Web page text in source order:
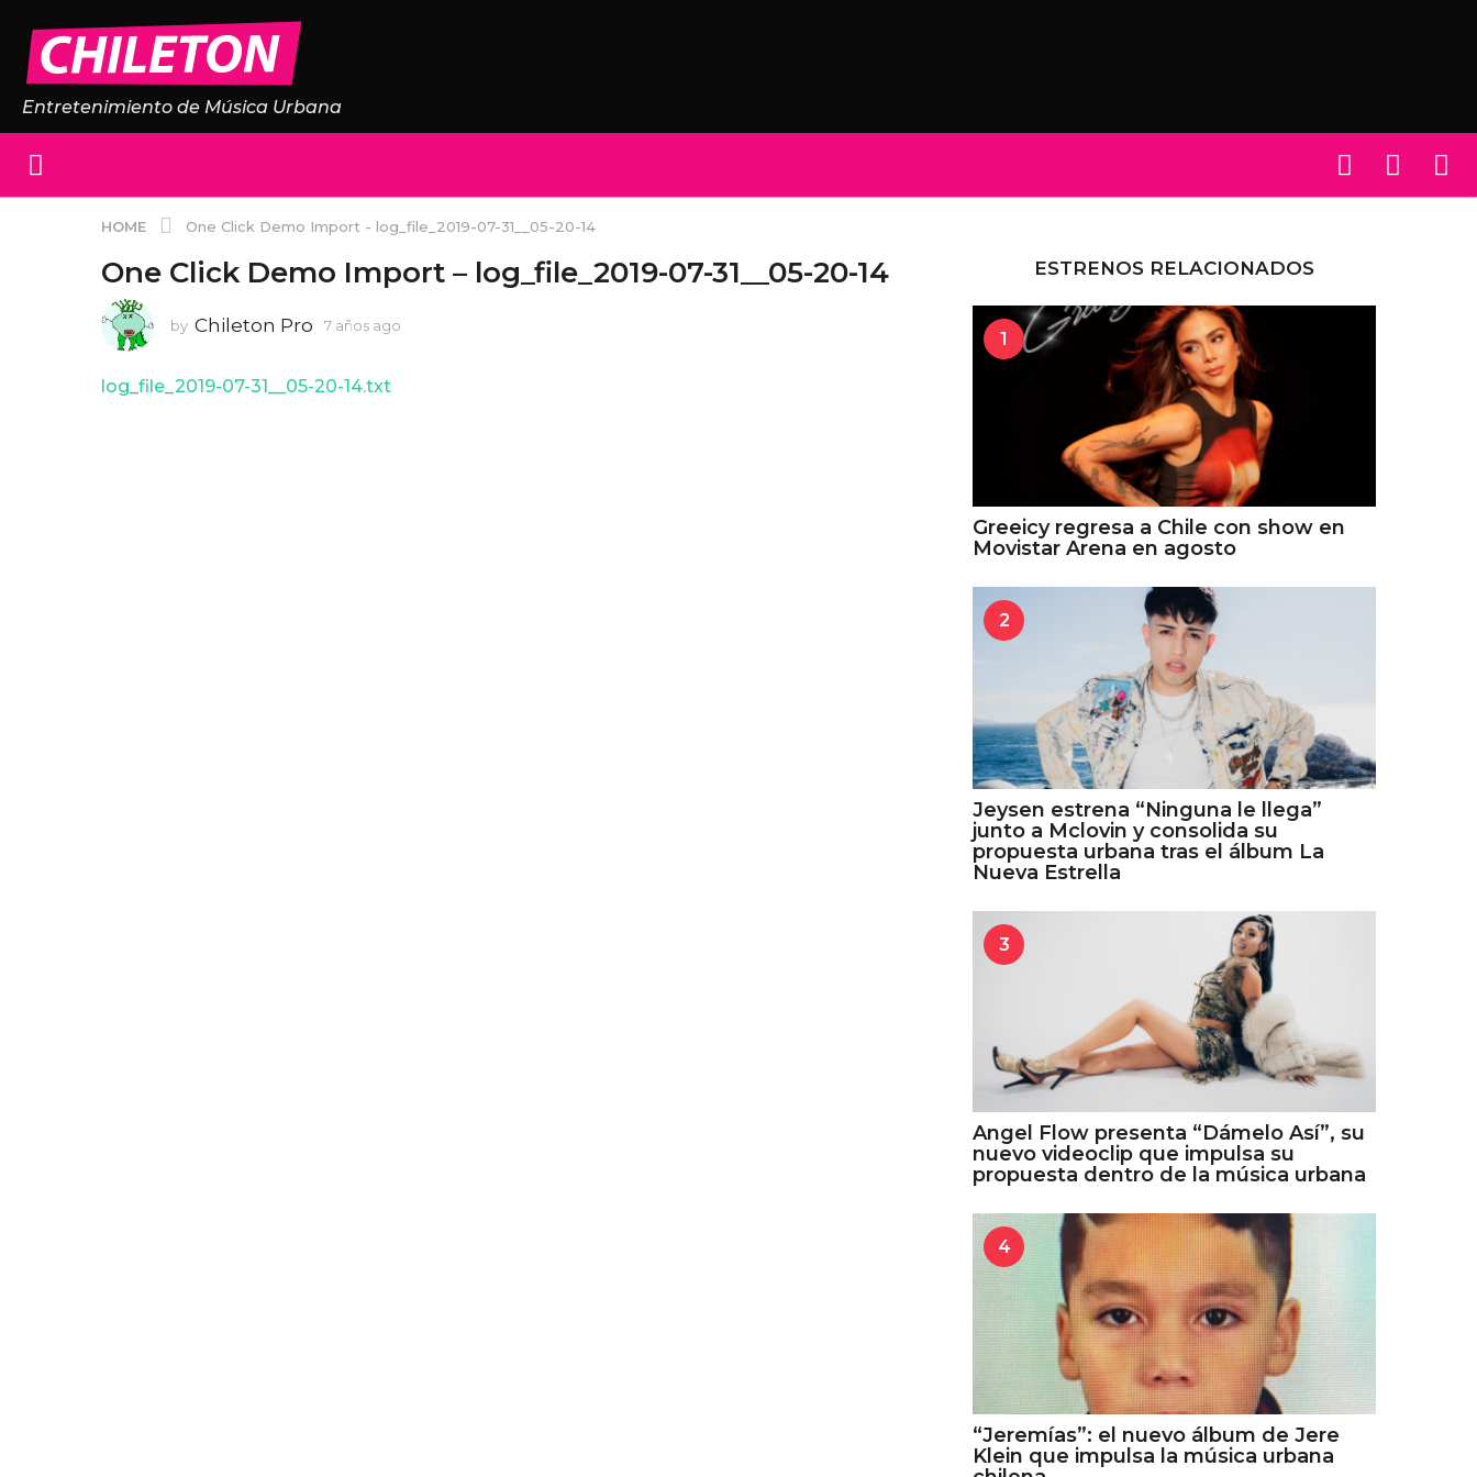
Entretenimiento de Música Urbana
HOME One Click Demo Import - log_file_2019-07-31__05-20-14
One Click Demo Import – log_file_2019-07-31__05-20-14
by Chileton Pro 7 años ago
log_file_2019-07-31__05-20-14.txt
ESTRENOS RELACIONADOS
1
Greeicy regresa a Chile con show en
Movistar Arena en agosto
2
Jeysen estrena “Ninguna le llega”
junto a Mclovin y consolida su
propuesta urbana tras el álbum La
Nueva Estrella
3
Angel Flow presenta “Dámelo Así”, su
nuevo videoclip que impulsa su
propuesta dentro de la música urbana
4
“Jeremías”: el nuevo álbum de Jere
Klein que impulsa la música urbana